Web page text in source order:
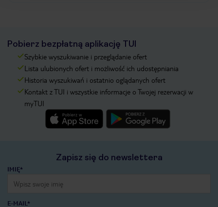
Pobierz bezpłatną aplikację TUI
Szybkie wyszukiwanie i przeglądanie ofert
Lista ulubionych ofert i możliwość ich udostępniania
Historia wyszukiwań i ostatnio oglądanych ofert
Kontakt z TUI i wszystkie informacje o Twojej rezerwacji w
myTUI
Zapisz się do newslettera
IMIĘ*
E-MAIL*